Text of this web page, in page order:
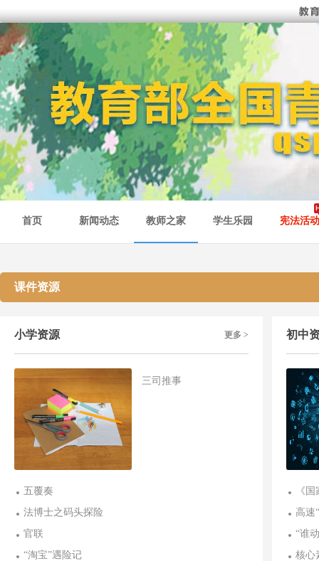
首页 新闻动态 教师之家 学生乐园 宪法活动
课件资源
小学资源 更多 >
三司推事
五覆奏
法博士之码头探险
官联
“淘宝”遇险记
初中
《
高速
“谁
核心